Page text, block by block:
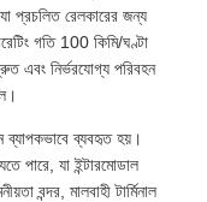
প্রচলিত রেলকারের জন্য
গতি 100 কিমি/ঘণ্টা
এবং নির্ভরযোগ্য পরিবহন
ব্যাপকভাবে ব্যবহৃত হয়।
পারে, যা ইন্টারমোডাল
বন্দর, মালবাহী টার্মিনাল